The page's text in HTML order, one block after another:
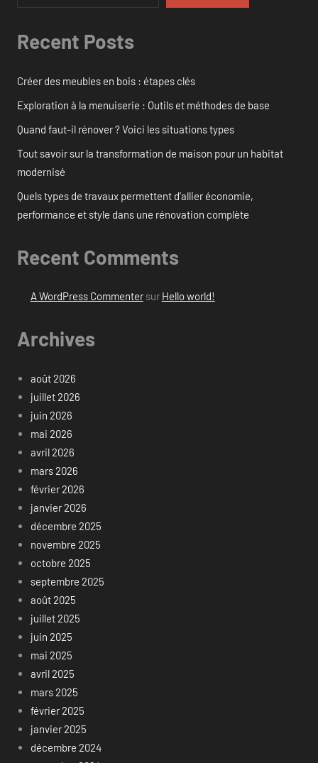
Recent Posts
Créer des meubles en bois : étapes clés
Exploration à la menuiserie : Outils et méthodes de base
Quand faut-il rénover ? Voici les situations types
Tout savoir sur la transformation de maison pour un habitat
modernisé
Quels types de travaux permettent d’allier économie,
performance et style dans une rénovation complète
Recent Comments
A WordPress Commentersur Hello world!
Archives
août 2026
juillet 2026
juin 2026
mai 2026
avril 2026
mars 2026
février 2026
janvier 2026
décembre 2025
novembre 2025
octobre 2025
septembre 2025
août 2025
juillet 2025
juin 2025
mai 2025
avril 2025
mars 2025
février 2025
janvier 2025
décembre 2024